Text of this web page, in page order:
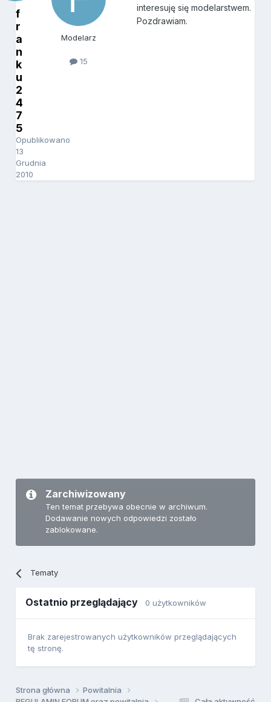
f
r
a
n
k
u
2
4
7
5
Opublikowano
13
Grudnia
2010
Modelarz
15
interesuję się modelarstwem.
Pozdrawiam.
Zarchiwizowany
Ten temat przebywa obecnie w archiwum.
Dodawanie nowych odpowiedzi zostało
zablokowane.
Tematy
Ostatnio przeglądający 0 użytkowników
Brak zarejestrowanych użytkowników przeglądających
tę stronę.
Strona główna
Powitalnia